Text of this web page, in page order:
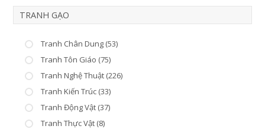
TRANH GẠO
Tranh Chân Dung (53)
Tranh Tôn Giáo (75)
Tranh Nghệ Thuật (226)
Tranh Kiến Trúc (33)
Tranh Động Vật (37)
Tranh Thực Vật (8)